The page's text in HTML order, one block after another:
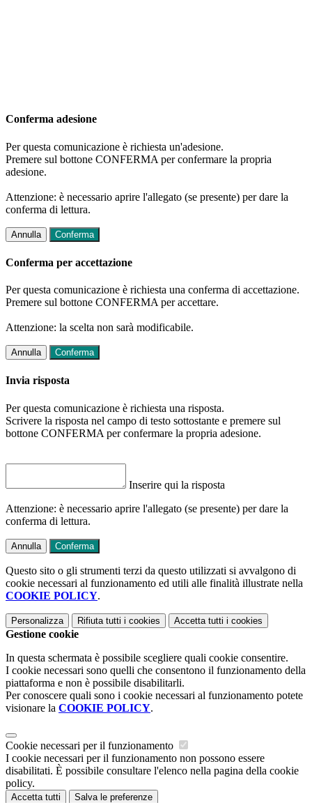
Conferma adesione
Per questa comunicazione è richiesta un'adesione.
Premere sul bottone CONFERMA per confermare la propria
adesione.
Attenzione: è necessario aprire l'allegato (se presente) per dare la
conferma di lettura.
Annulla Conferma
Conferma per accettazione
Per questa comunicazione è richiesta una conferma di accettazione.
Premere sul bottone CONFERMA per accettare.
Attenzione: la scelta non sarà modificabile.
Annulla Conferma
Invia risposta
Per questa comunicazione è richiesta una risposta.
Scrivere la risposta nel campo di testo sottostante e premere sul
bottone CONFERMA per confermare la propria adesione.
Inserire qui la risposta
Attenzione: è necessario aprire l'allegato (se presente) per dare la
conferma di lettura.
Annulla Conferma
Questo sito o gli strumenti terzi da questo utilizzati si avvalgono di
cookie necessari al funzionamento ed utili alle finalità illustrate nella
COOKIE POLICY.
Personalizza Rifiuta tutti i cookies Accetta tutti i cookies
Gestione cookie
In questa schermata è possibile scegliere quali cookie consentire.
I cookie necessari sono quelli che consentono il funzionamento della
piattaforma e non è possibile disabilitarli.
Per conoscere quali sono i cookie necessari al funzionamento potete
visionare la COOKIE POLICY.
Cookie necessari per il funzionamento
I cookie necessari per il funzionamento non possono essere
disabilitati. È possibile consultare l'elenco nella pagina della cookie
policy.
Accetta tutti Salva le preferenze